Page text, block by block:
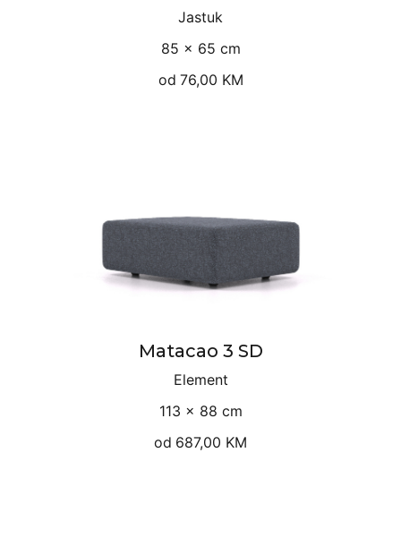
Jastuk
85 × 65 cm
od 76,00 KM
Matacao 3 SD
Element
113 × 88 cm
od 687,00 KM